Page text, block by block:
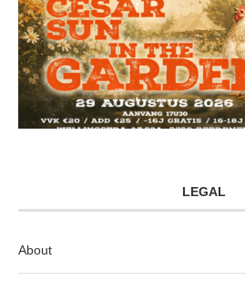
LEGAL
About